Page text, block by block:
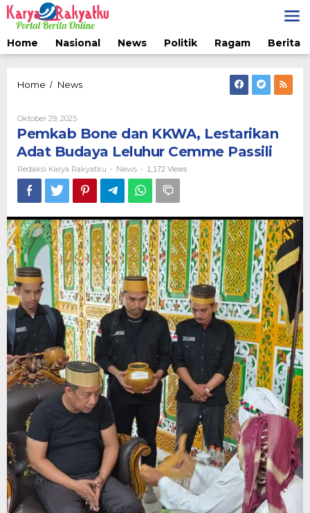
Lewati
ke
konten
Home
Nasional News Politik Ragam Berita
Home / NewsPemkab
Lestarikan
Adat
Budaya
Leluhur
Cemme
Passili
Oktober 29, 2025Oleh
Redaksi
Karya
Rakyatku
Pemkab Bone dan KKWA, Lestarikan
Adat Budaya Leluhur Cemme Passili
Redaksi Karya Rakyatku - News - 1,172 Views